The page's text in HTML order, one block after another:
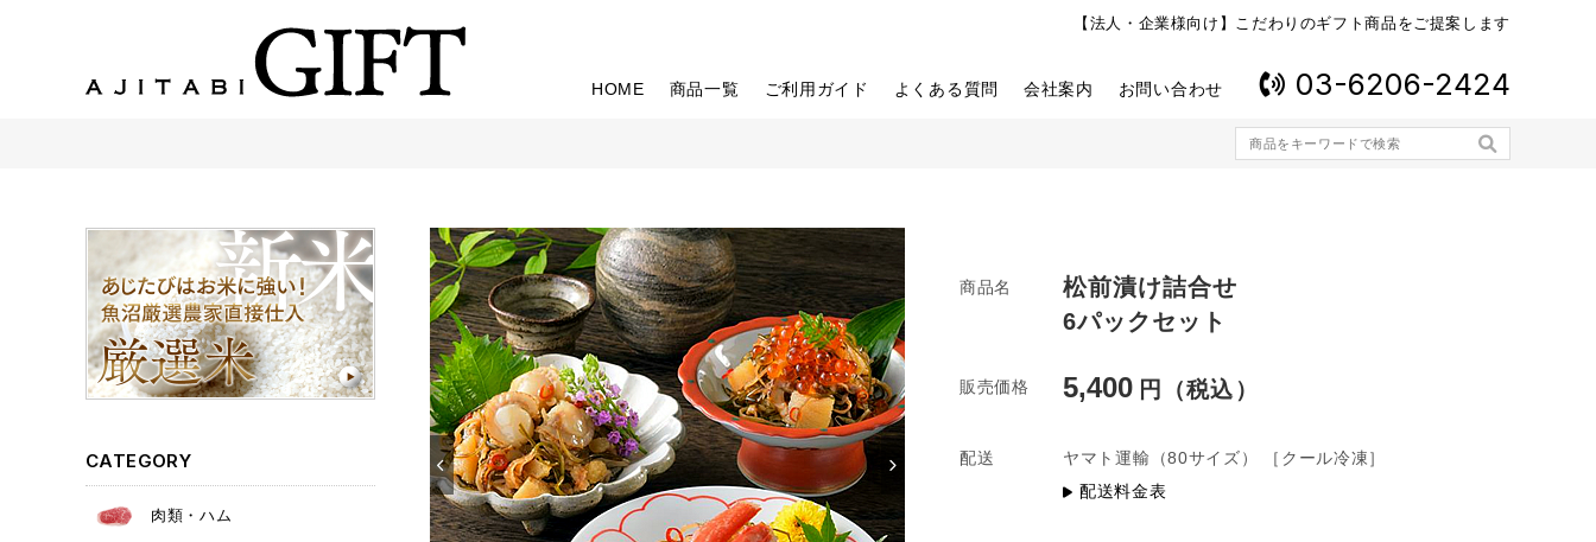
【法人・企業様向け】こだわりのギフト商品をご提案します
HOME 商品一覧 ご利用ガイド よくある質問 会社案内 お問い合わせ 03-6206-2424
CATEGORY
肉類・ハム
商品名
松前漬け詰合せ
6パックセット
販売価格 5,400
配送 ヤマト運輸 （80サイズ）
［クール冷凍］
配送料金表